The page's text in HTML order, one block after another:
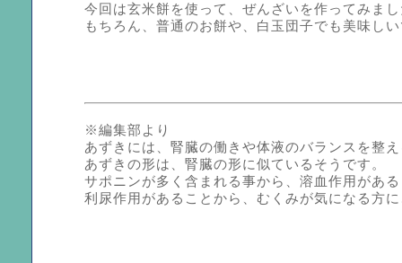
今回は玄米餅を使って、ぜんざいを作ってみま
もちろん、普通のお餅や、白玉団子でも美味し
※編集部より
あずきには、腎臓の働きや体液のバランスを整
あずきの形は、腎臓の形に似ているそうです。
サポニンが多く含まれる事から、溶血作用があ
利尿作用があることから、むくみが気になる方